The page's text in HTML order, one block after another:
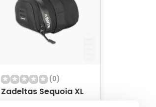
(0)
Zadeltas Sequoia XL